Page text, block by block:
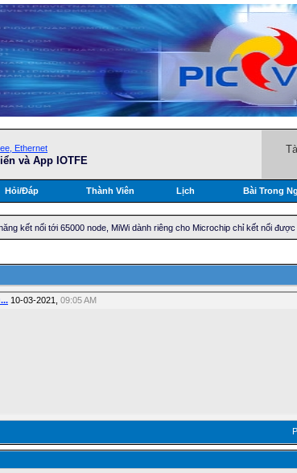
Ethernet
và App IOTFE
Hỏi/Ðáp Thành Viên Lịch Bài Trong
kết nối tới 65000 node, MiWi dành riêng cho Microchip chỉ kết nối
10-03-2021, 09:05 AM